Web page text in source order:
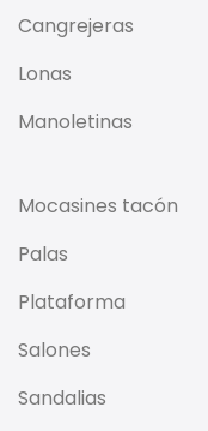
Cangrejeras
Lonas
Manoletinas
Mocasines tacón
Palas
Plataforma
Salones
Sandalias